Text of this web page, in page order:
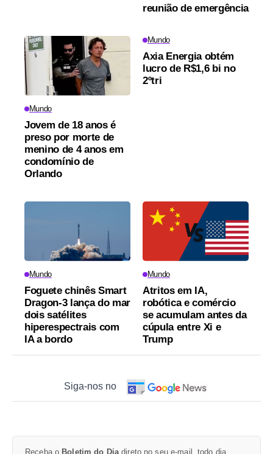
reunião de emergência
Mundo
Jovem de 18 anos é
preso por morte de
menino de 4 anos em
condomínio de
Orlando
Mundo
Axia Energia obtém
lucro de R$1,6 bi no
2ºtri
Mundo
Foguete chinês Smart
Dragon-3 lança do mar
dois satélites
hiperespectrais com
IA a bordo
Mundo
Atritos em IA,
robótica e comércio
se acumulam antes da
cúpula entre Xi e
Trump
Siga-nos no
Receba o Boletim do Dia direto no seu e-mail, todo dia.